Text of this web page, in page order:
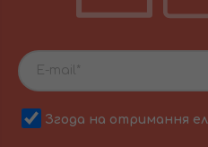
Згода на отримання